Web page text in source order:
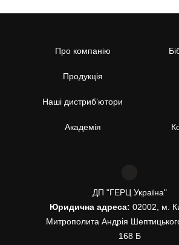
Про компанію
Продукція
Наші дистриб’ютори
Академія
ДП "ГЕРЦ Україна"
Юридична адреса: 02002, м.
Митрополита Андрія
168 Б